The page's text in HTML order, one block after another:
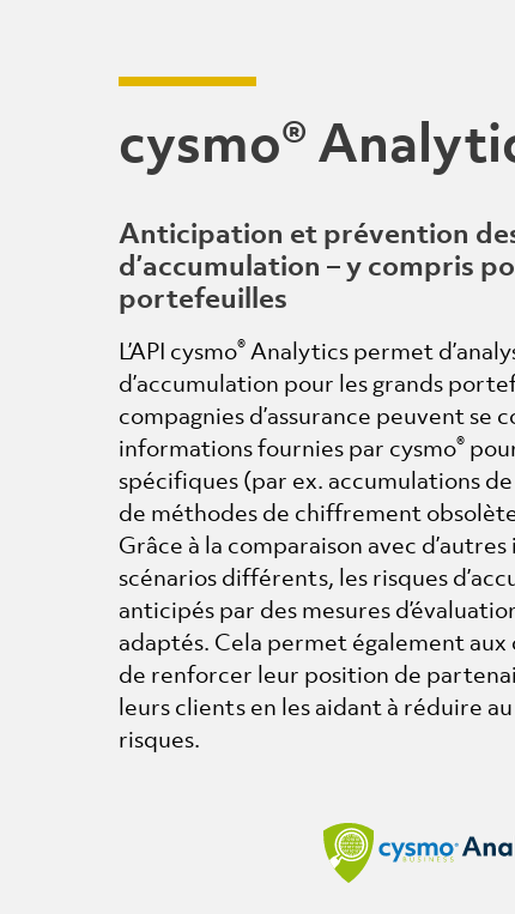
cysmo®
Anticipation et prévention
d’accumulation – y compris
portefeuilles
L’API cysmo® Analytics permet
d’accumulation pour les grands
compagnies d’assurance peuvent se
informations fournies par cysmo®
spécifiques (par ex. accumulations
de méthodes de chiffrement
Grâce à la comparaison avec
scénarios différents, les risques
anticipés par des mesures
adaptés. Cela permet également aux
de renforcer leur position de
leurs clients en les aidant à réduire
risques.